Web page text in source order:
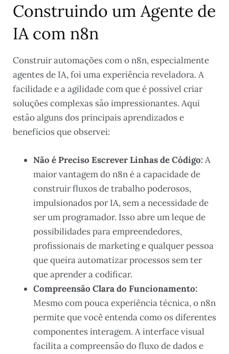
Construindo um Agente de
IA com n8n
Construir automações com o n8n, especialmente
agentes de IA, foi uma experiência reveladora. A
facilidade e a agilidade com que é possível criar
soluções complexas são impressionantes. Aqui
estão alguns dos principais aprendizados e
benefícios que observei:
Não é Preciso Escrever Linhas de Código:A
maior vantagem do n8n é a capacidade de
construir fluxos de trabalho poderosos,
impulsionados por IA, sem a necessidade de
ser um programador. Isso abre um leque de
possibilidades para empreendedores,
profissionais de marketing e qualquer pessoa
que queira automatizar processos sem ter
que aprender a codificar.
Compreensão Clara do Funcionamento:
Mesmo com pouca experiência técnica, o n8n
permite que você entenda como os diferentes
componentes interagem. A interface visual
facilita a compreensão do fluxo de dados e